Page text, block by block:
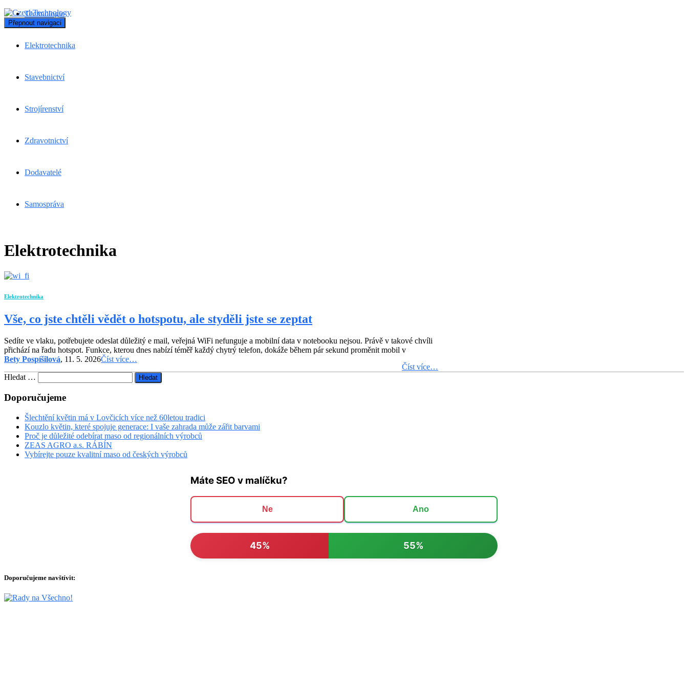
Přepnout navigaci
Technologie
Elektrotechnika
Stavebnictví
Strojírenství
Zdravotnictví
Dodavatelé
Samospráva
Elektrotechnika
Elektrotechnika
Vše, co jste chtěli vědět o hotspotu, ale styděli jste se zeptat
Sedíte ve vlaku, potřebujete odeslat důležitý e mail, veřejná WiFi nefunguje a mobilní data v notebooku nejsou. Právě v takové chvíli
přichází na řadu hotspot. Funkce, kterou dnes nabízí téměř každý chytrý telefon, dokáže během pár sekund proměnit mobil v
Číst více…
Bety Pospíšilová, 11. 5. 2026Číst více…
Vyhledávání
Hledat …
Doporučujeme
Šlechtění květin má v Lovčicích více než 60letou tradici
Kouzlo květin, které spojuje generace: I vaše zahrada může zářit barvami
Proč je důležité odebírat maso od regionálních výrobců
ZEAS AGRO a.s. RÁBÍN
Vybírejte pouze kvalitní maso od českých výrobců
Máte SEO v malíčku?
Ne Ano
45% 55%
Doporučujeme navštívit: